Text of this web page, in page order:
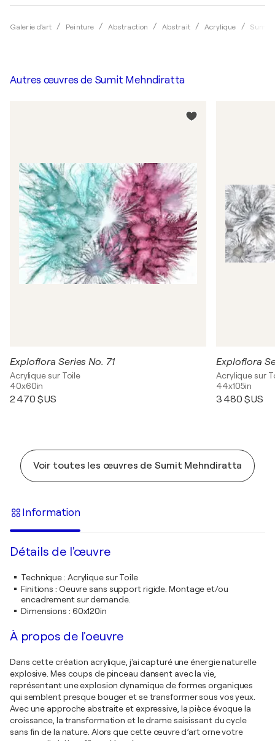
Galerie d'art Peinture Abstraction Abstrait Acrylique Sumit
Autres œuvres de Sumit Mehndiratta
Exploflora Series No. 71
Acrylique sur Toile
40x60in
2 470 $US
Exploflora
Acrylique sur
44x105in
3 480 $US
Voir toutes les œuvres de Sumit Mehndiratta
Information
Détails de l'œuvre
Technique: Acrylique sur Toile
Finitions : Oeuvre sans support rigide. Montage et/ou
encadrement sur demande.
Dimensions : 60x120in
À propos de l'oeuvre
Dans cette création acrylique, j'ai capturé une énergie naturelle
explosive. Mes coups de pinceau dansent avec la vie,
représentant une explosion dynamique de formes organiques
qui semblent presque bouger et se transformer sous vos yeux.
Avec une approche abstraite et expressive, la pièce évoque la
croissance, la transformation et le drame saisissant du cycle
sans fin de la nature. Alors que cette œuvre d’art orne votre